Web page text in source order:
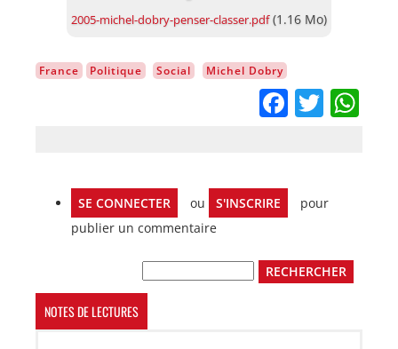
Document
2005-michel-dobry-penser-classer.pdf (1.16 Mo)
France Politique Social Michel Dobry
SE CONNECTER ou S'INSCRIRE
pour
publier un commentaire
NOTES DE LECTURES